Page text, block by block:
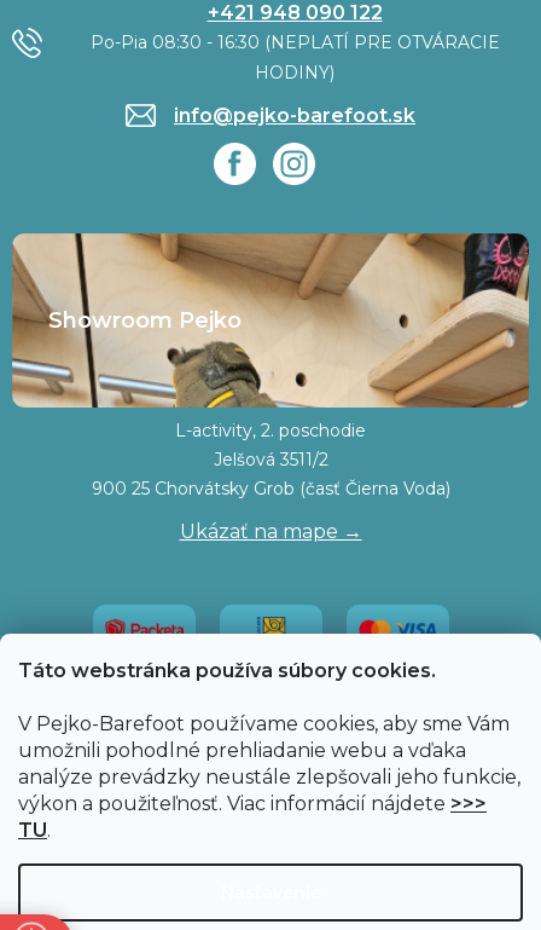
Táto webstránka používa súbory cookies.
V Pejko-Barefoot používame cookies, aby sme Vám
umožnili pohodlné prehliadanie webu a vďaka
analýze prevádzky neustále zlepšovali jeho funkcie,
výkon a použiteľnosť. Viac informácií nájdete >>>
TU.
+421 948 090 122
Po-Pia 08:30 - 16:30 (NEPLATÍ PRE OTVÁRACIE
HODINY)
info@pejko-barefoot.sk
Showroom Pejko
L-activity, 2. poschodie
Jelšová 3511/2
900 25 Chorvátsky Grob (časť Čierna Voda)
Ukázať na mape →